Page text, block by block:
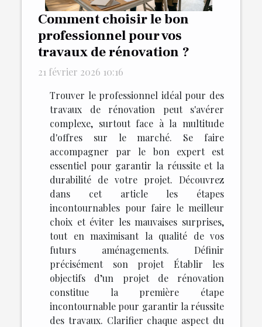
Comment choisir le bon
professionnel pour vos
travaux de rénovation ?
21 février 2026 10:16
Trouver le professionnel idéal pour des
travaux de rénovation peut s'avérer
complexe, surtout face à la multitude
d'offres sur le marché. Se faire
accompagner par le bon expert est
essentiel pour garantir la réussite et la
durabilité de votre projet. Découvrez
dans cet article les étapes
incontournables pour faire le meilleur
choix et éviter les mauvaises surprises,
tout en maximisant la qualité de vos
futurs aménagements. Définir
précisément son projet Établir les
objectifs d’un projet de rénovation
constitue la première étape
incontournable pour garantir la réussite
des travaux. Clarifier chaque aspect du